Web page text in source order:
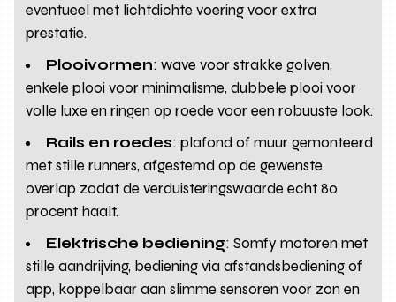
eventueel met lichtdichte voering voor extra
prestatie.
Plooivormen: wave voor strakke golven,
enkele plooi voor minimalisme, dubbele plooi voor
volle luxe en ringen op roede voor een robuuste look.
Rails en roedes: plafond of muur gemonteerd
met stille runners, afgestemd op de gewenste
overlap zodat de verduisteringswaarde echt 80
procent haalt.
Elektrische bediening: Somfy motoren met
stille aandrijving, bediening via afstandsbediening of
app, koppelbaar aan slimme sensoren voor zon en